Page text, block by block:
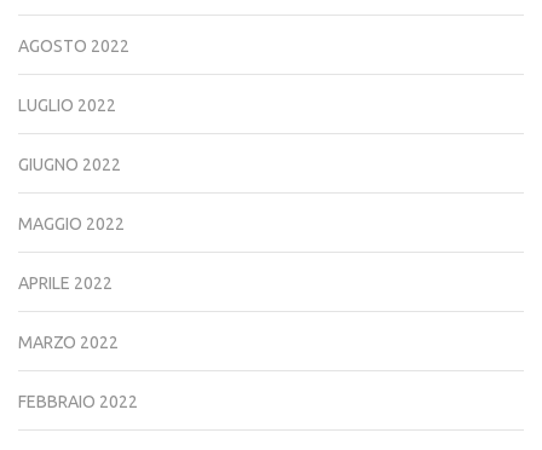
AGOSTO 2022
LUGLIO 2022
GIUGNO 2022
MAGGIO 2022
APRILE 2022
MARZO 2022
FEBBRAIO 2022